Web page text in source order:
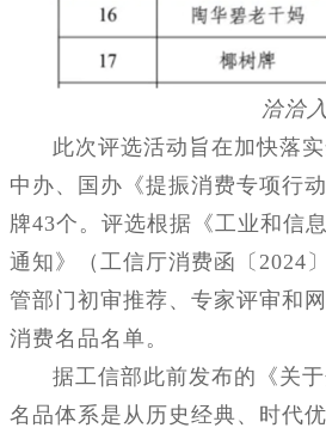
洽洽
此次评选活动旨在加快落
中办、国办《提振消费专项行
牌43个。评选根据《工业和信
通知》（工信厅消费函〔2024
管部门初审推荐、专家评审和
消费名品名单。
据工信部此前发布的《关
名品体系是从历史经典、时代